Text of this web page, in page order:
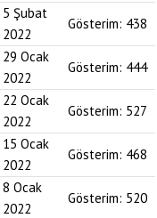
5 Şubat
2022
Gösterim: 438
29 Ocak
2022
Gösterim: 444
22 Ocak
2022
Gösterim: 527
15 Ocak
2022
Gösterim: 468
8 Ocak
2022
Gösterim: 520